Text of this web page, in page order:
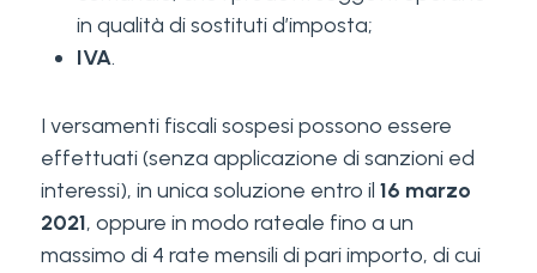
in qualità di sostituti d’imposta;
IVA.
I versamenti fiscali sospesi possono essere
effettuati (senza applicazione di sanzioni ed
interessi), in unica soluzione entro il 16 marzo
2021, oppure in modo rateale fino a un
massimo di 4 rate mensili di pari importo, di cui